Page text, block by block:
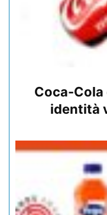
Coca-Cola
identità